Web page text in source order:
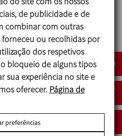
HCPN SP
DE AUTO-
de publicidade e de
combinar com outras
ou recolhidas por
dos respetivos
bloqueio de alguns tipos
sua experiência no site e
oferecer. Página de
preferências